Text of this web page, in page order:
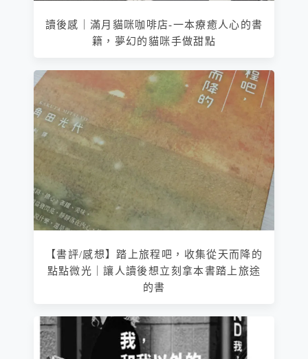
讀後感｜滿月貓咪咖啡店-一本療癒人心的書
籍，夢幻的貓咪手做甜點
【書評/感想】踏上旅程吧，收集從天而降的
點點微光｜讓人讀後想立刻拿本書踏上旅途
的書